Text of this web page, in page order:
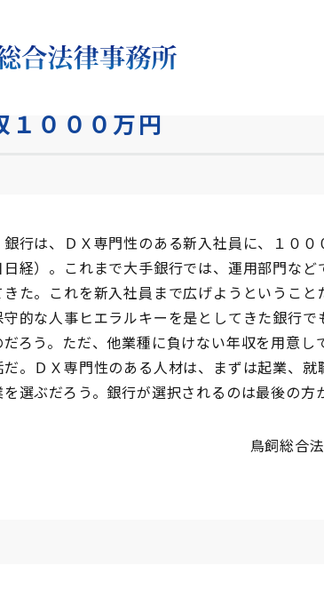
１０００万円
行は、ＤＸ専門性のある新入社員に、１００
日経）。これまで大手銀行では、運用部門な
た。これを新入社員まで広げようということ
的な人事ヒエラルキーを是としてきた銀行で
ろう。ただ、他業種に負けない年収を用意し
。ＤＸ専門性のある人材は、まずは起業、就
選ぶだろう。銀行が選択されるのは最後の方
鳥飼総合